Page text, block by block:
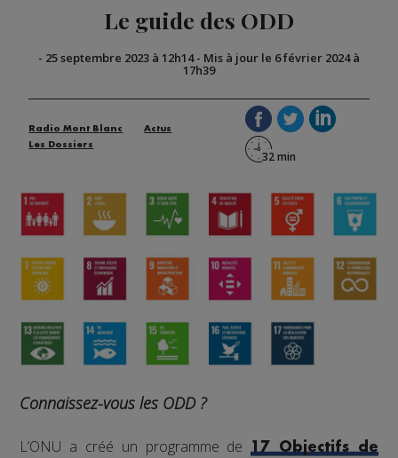
Le guide des ODD
- 25 septembre 2023 à 12h14- Mis à jour le 6 février 2024 à
17h39
Radio Mont Blanc
Actus
Les Dossiers
Connaissez-vous les ODD ?
L’ONU a créé un programme de17 Objectifs de